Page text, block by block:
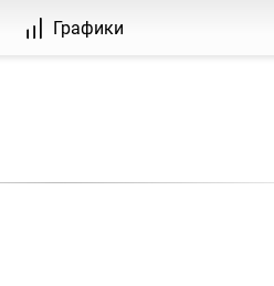
Графики